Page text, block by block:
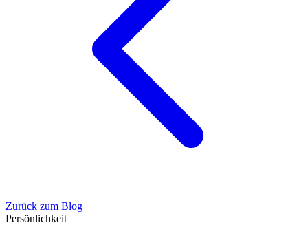
Zurück zum Blog
Persönlichkeit